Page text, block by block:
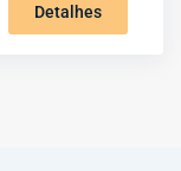
Detalhes